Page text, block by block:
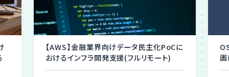
【AWS】金融業界向けデータ民主化PoCに
おけるインフラ開発支援(フルリモート)